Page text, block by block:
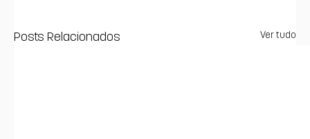
Posts Relacionados Ver tudo